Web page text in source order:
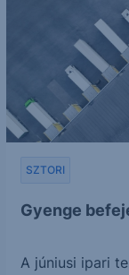
Gyenge
SZTORI
A júniusi ipari